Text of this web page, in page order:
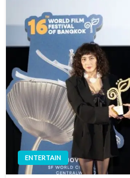
ENTERTAIN